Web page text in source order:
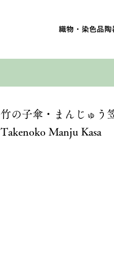
織物・染色品 陶
竹の子傘・まんじゅう
Takenoko Manju Kasa